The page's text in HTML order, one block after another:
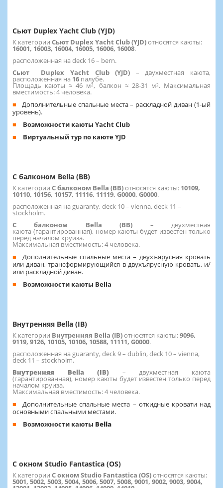
Сьют Duplex Yacht Club (YJD)
К категории Сьют Duplex Yacht Club (YJD)относятся каюты:
16001, 16003, 16004, 16005, 16006, 16008.
расположенная на deck 16 – bern.
Сьют Duplex Yacht Club (YJD) – двухместная каюта,
расположенная на 16 палубе.
Площадь каюты ≈ 46 м², балкон ≈ 28-31 м². Максимальная
вместимость: 4 человека.
Дополнительные спальные места – раскладной диван (1-ый
уровень).
Возможности каюты Yacht Club
Виртуальный тур по каюте YJD
С балконом Bella (BB)
К категории С балконом Bella (BB)относятся каюты: 10109,
10110, 10156, 10157, 11116, 11119, G0000, G0000.
расположенная на guaranty, deck 10 – vienna, deck 11 –
stockholm.
С балконом Bella (BB) – двухместная
каюта (гарантированная), номер каюты будет известен только
перед началом круиза.
Максимальная вместимость: 4 человека.
Дополнительные спальные места – двухъярусная кровать
или диван, трансформирующийся в двухъярусную кровать, и/
или раскладной диван.
Возможности каюты Bella
Внутренняя Bella (IB)
К категории Внутренняя Bella (IB)относятся каюты:9096,
9119, 9126, 10105, 10106, 10588, 11111, G0000.
расположенная на guaranty, deck 9 – dublin, deck 10 – vienna,
deck 11 – stockholm.
Внутренняя Bella (IB) – двухместная каюта
(гарантированная), номер каюты будет известен только перед
началом круиза.
Максимальная вместимость: 4 человека.
Дополнительные спальные места – откидные кровати над
основными спальными местами.
Возможности каюты Bella
C окном Studio Fantastica (OS)
К категории C окном Studio Fantastica (OS)относятся каюты:
5001, 5002, 5003, 5004, 5006, 5007, 5008, 9001, 9002, 9003, 9004,